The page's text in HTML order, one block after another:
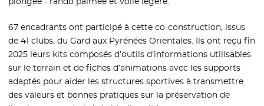
67 encadrants ont participé à cette co-construction, issus
de 41 clubs, du Gard aux Pyrénées Orientales. Ils ont reçu fin
2025 leurs kits composés d’outils d’informations utilisables
sur le terrain et de fiches d’animations avec les supports
adaptés pour aider les structures sportives à transmettre
des valeurs et bonnes pratiques sur la préservation de